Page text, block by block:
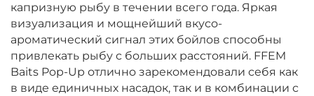
капризную рыбу в течении всего года. Яркая
визуализация и мощнейший вкусо-
ароматический сигнал этих бойлов способны
привлекать рыбу с больших расстояний. FFEM
Baits Pop-Up отлично зарекомендовали себя как
в виде единичных насадок, так и в комбинации с